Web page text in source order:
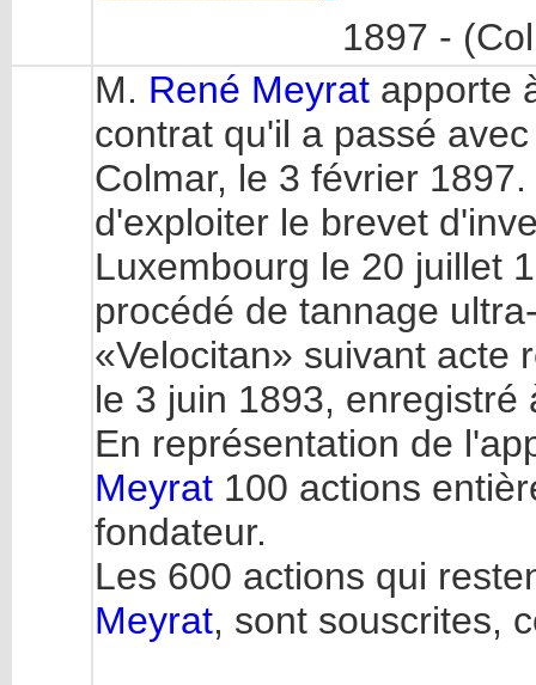
1897 -
M. René Meyrat apporte
contrat qu'il a passé
Colmar, le 3 février
d'exploiter le brevet
Luxembourg le 20 juillet
procédé de tannage
«Velocitan» suivant acte
le 3 juin 1893,
En représentation de
Meyrat 100 actions
fondateur.
Les 600 actions qui
Meyrat, sont souscrites,